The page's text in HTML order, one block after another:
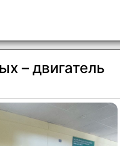
– двигатель